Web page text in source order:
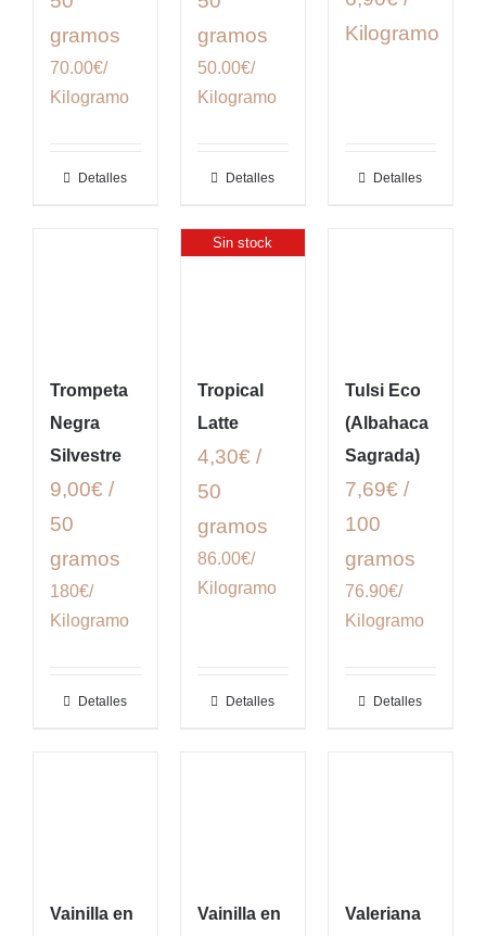
gramos
70.00€/
Kilogramo
Detalles
gramos
50.00€/
Kilogramo
Detalles
Kilogramo
Detalles
Trompeta
Negra
Silvestre
9,00€ /
50
gramos
180€/
Kilogramo
Detalles
Sin stock
Tropical
Latte
4,30€ /
50
gramos
86.00€/
Kilogramo
Detalles
Tulsi Eco
(Albahaca
Sagrada)
7,69€ /
100
gramos
76.90€/
Kilogramo
Detalles
Vainilla en
Vainilla en
Valeriana